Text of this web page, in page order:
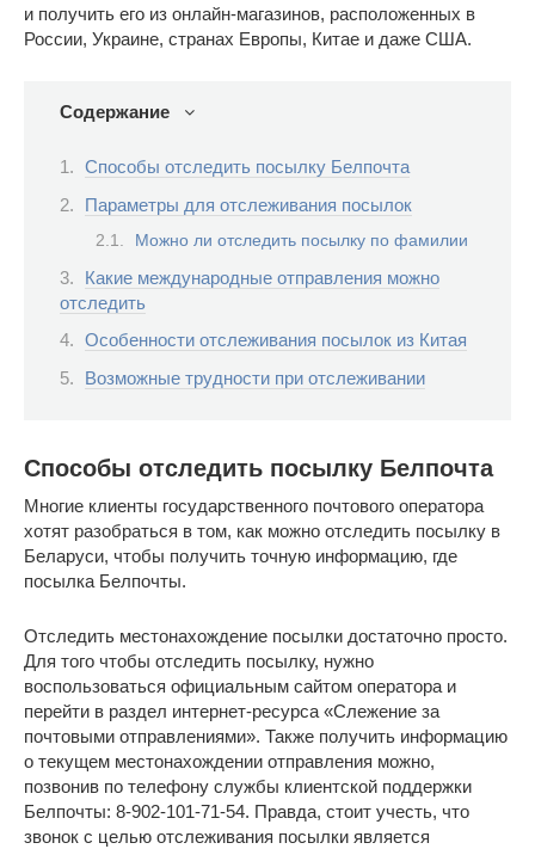
и получить его из онлайн-магазинов, расположенных в
России, Украине, странах Европы, Китае и даже США.
Содержание
Способы отследить посылку Белпочта
Параметры для отслеживания посылок
Можно ли отследить посылку по фамилии
Какие международные отправления можно
отследить
Особенности отслеживания посылок из Китая
Возможные трудности при отслеживании
Способы отследить посылку Белпочта
Многие клиенты государственного почтового оператора
хотят разобраться в том, как можно отследить посылку в
Беларуси, чтобы получить точную информацию, где
посылка Белпочты.
Отследить местонахождение посылки достаточно просто.
Для того чтобы отследить посылку, нужно
воспользоваться официальным сайтом оператора и
перейти в раздел интернет-ресурса «Слежение за
почтовыми отправлениями». Также получить информацию
о текущем местонахождении отправления можно,
позвонив по телефону службы клиентской поддержки
Белпочты: 8-902-101-71-54. Правда, стоит учесть, что
звонок с целью отслеживания посылки является